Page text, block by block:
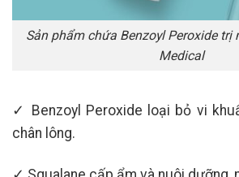
Sản phẩm chứa Benzoyl Peroxide trị
Medical
✓ Benzoyl Peroxide loại bỏ vi
chân lông.